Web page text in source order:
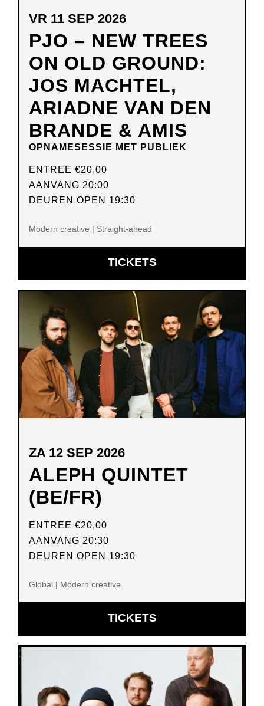
PJO – NEW TREES
ON OLD GROUND:
JOS MACHTEL,
ARIADNE VAN DEN
BRANDE & AMIS
OPNAMESESSIE MET PUBLIEK
VR 11 SEP 2026
ENTREE €20,00
AANVANG 20:00
DEUREN OPEN 19:30
Modern creative | Straight-ahead
TICKETSOPENT
IN
VENSTER
ALEPH QUINTET
(BE/FR)
ZA 12 SEP 2026
ENTREE €20,00
AANVANG 20:30
DEUREN OPEN 19:30
Global | Modern creative
TICKETSOPENT
IN
NIEUW
VENSTER